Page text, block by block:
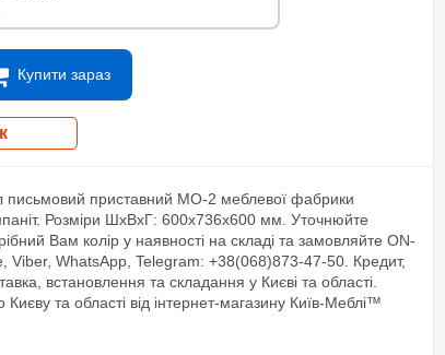
Купити зараз
письмовий приставний МО-2 меблевої фабрики
Розміри ШxВxГ: 600x736x600 мм. Уточнюйте
Вам колір у наявності на складі та замовляйте ON-
Viber, WhatsApp, Telegram: +38(068)873-47-50. Кредит,
встановлення та складання у Києві та області.
та області від інтернет-магазину Київ-Меблі™